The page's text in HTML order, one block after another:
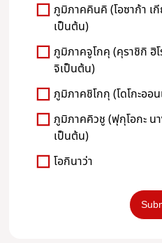
ภูมิภาคคินคิ (โอซาก้า เกี
เป็นต้น)
ภูมิภาคจูโกคุ (คุราชิกิ ฮิโ
จิเป็นต้น)
ภูมิภาคชิโกกุ (โดโกะออ
ภูมิภาคคิวชู (ฟุกุโอกะ น
เป็นต้น)
โอกินาว่า